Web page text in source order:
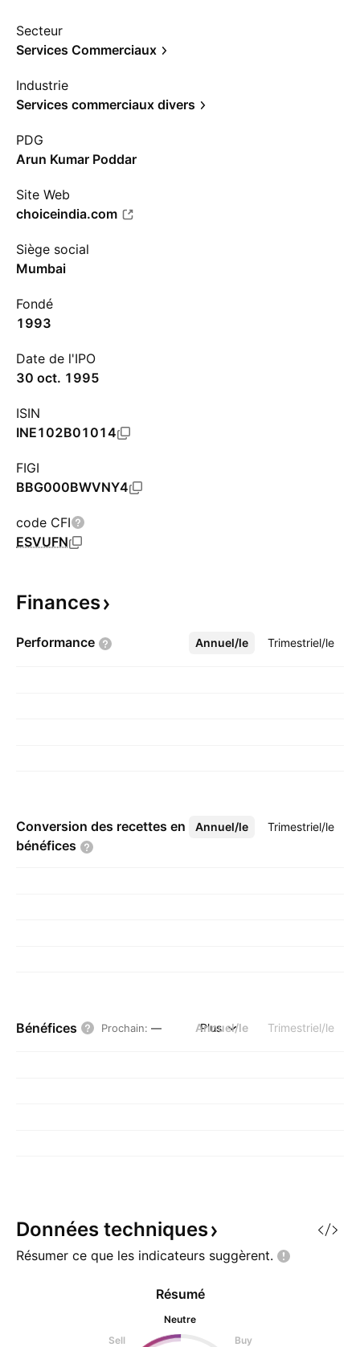
Secteur
Services Commerciaux
Industrie
Services commerciaux divers
PDG
Arun Kumar Poddar
Site Web
choiceindia.com
Siège social
Mumbai
Fondé
1993
Date de l'IPO
30 oct. 1995
ISIN
INE102B01014
FIGI
BBG000BWVNY4
code CFI
ESVUFN
Finances
Performance Annuel/le Trimestriel/le
Plus
Conversion des recettes en
bénéfices
Annuel/le Trimestriel/le
Plus
Bénéfices Prochain: — Annuel/le Trimestriel/le
Plus
Données techniques
Résumer ce que les indicateurs suggèrent.
Résumé
Neutre
Sell
Buy